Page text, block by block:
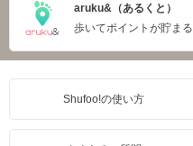
aruku&（あるくと）
歩いてポイントが貯まる
Shufoo!の使い方